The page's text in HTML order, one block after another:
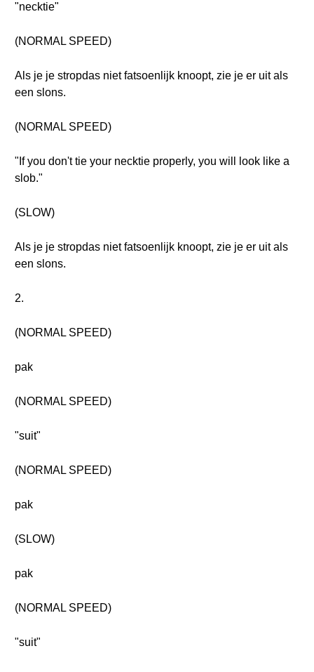
"necktie"
(NORMAL SPEED)
Als je je stropdas niet fatsoenlijk knoopt, zie je er uit als
een slons.
(NORMAL SPEED)
"If you don't tie your necktie properly, you will look like a
slob."
(SLOW)
Als je je stropdas niet fatsoenlijk knoopt, zie je er uit als
een slons.
2.
(NORMAL SPEED)
pak
(NORMAL SPEED)
"suit"
(NORMAL SPEED)
pak
(SLOW)
pak
(NORMAL SPEED)
"suit"